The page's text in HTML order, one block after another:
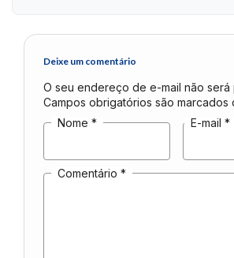
Deixe um comentário
O seu endereço de e-mail não será
Campos obrigatórios são marcados
Nome * E-mail *
Comentário *